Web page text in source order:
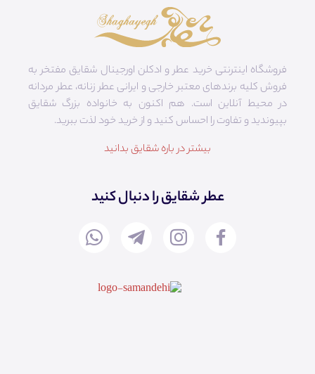
فروشگاه اینترنتی خرید عطر و ادکلن اورجینال شقایق مفتخر به
فروش کلیه برندهای معتبر خارجی و ایرانی عطر زنانه، عطر مردانه
در محیط آنلاین است. هم‌ اکنون به خانواده بزرگ شقایق
بپیوندید و تفاوت را احساس کنید و از خرید خود لذت ببرید.
بیشتر در باره شقایق بدانید
عطر شقایق را دنبال کنید